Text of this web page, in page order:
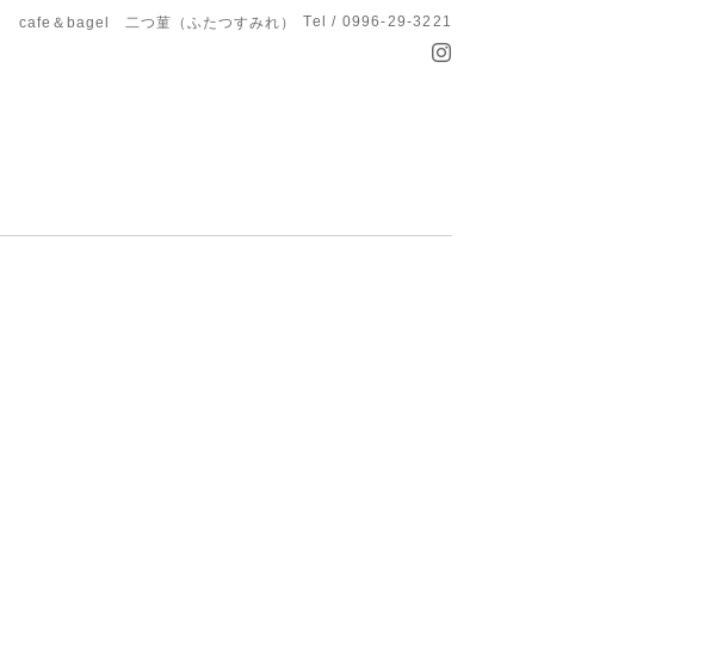
cafe＆bagel 二つ菫（ふたつすみれ） Tel / 0996-29-3221